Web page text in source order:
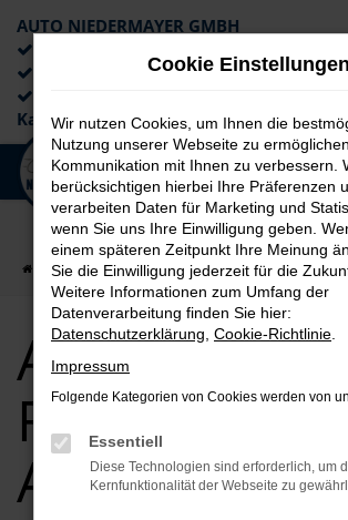
Zum
Hauptinhalt
springen
AUTO NIEDERMAYER GMBH
Lieferung an die Haustür
Kaufabwicklung
Startseite Regensburg Audi Audi Q5 für
Audi Q5 für
Regensburg
Angebote
Cookie Einstellungen
Wir nutzen Cookies, um Ihnen die
Nutzung unserer Webseite zu
Kommunikation mit Ihnen zu verbessern.
berücksichtigen hierbei Ihre Präferenzen
verarbeiten Daten für Marketing und
wenn Sie uns Ihre Einwilligung geben.
einem späteren Zeitpunkt Ihre Meinung
Sie die Einwilligung jederzeit für die
Weitere Informationen zum Umfang der
Datenverarbeitung finden Sie hier:
Datenschutzerklärung Cookie-Richtlinie
Impressum
Folgende Kategorien von Cookies werden von
Essentiell
Diese Technologien sind erforderlich, um
Kernfunktionalität der Webseite zu